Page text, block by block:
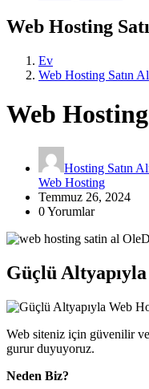
Web Hosting
Ev
Web Hosting Satın Al
Web
Hosting Satın
Web Hosting
Temmuz 26, 2024
0 Yorumlar
Güçlü
Web siteniz için güvenilir
gurur duyuyoruz.
Neden Biz?